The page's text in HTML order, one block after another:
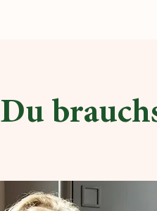
Du